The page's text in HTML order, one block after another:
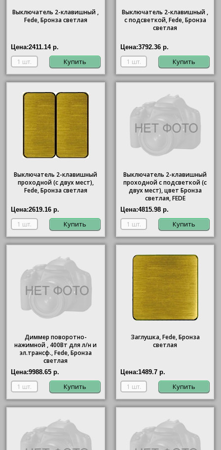
Выключатель 2-клавишный ,
Fede, Бронза светлая
Цена:2411.14 р.
Купить
Выключатель 2-клавишный ,
с подсветкой, Fede, Бронза
светлая
Цена:3792.36 р.
Купить
Выключатель 2-клавишный
проходной (с двух мест),
Fede, Бронза светлая
Цена:2619.16 р.
Купить
Выключатель 2-клавишный
проходной с подсветкой (с
двух мест), цвет Бронза
светлая, FEDE
Цена:4815.98 р.
Купить
Диммер поворотно-
нажимной , 400Вт для л/н и
эл.трансф., Fede, Бронза
светлая
Цена:9988.65 р.
Купить
Заглушка, Fede, Бронза
светлая
Цена:1489.7 р.
Купить